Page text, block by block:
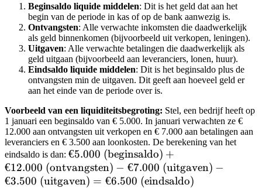
Beginsaldo liquide middelen: Dit is het geld dat aan het
begin van de periode in kas of op de bank aanwezig is.
Ontvangsten: Alle verwachte inkomsten die daadwerkelijk
als geld binnenkomen (bijvoorbeeld uit verkopen, leningen).
Uitgaven: Alle verwachte betalingen die daadwerkelijk als
geld uitgaan (bijvoorbeeld aan leveranciers, lonen, huur).
Eindsaldo liquide middelen: Dit is het beginsaldo plus de
ontvangsten min de uitgaven. Dit geeft aan hoeveel geld er
aan het einde van de periode over is.
Voorbeeld van een liquiditeitsbegroting: Stel, een bedrijf heeft op
1 januari een beginsaldo van € 5.000. In januari verwachten ze €
12.000 aan ontvangsten uit verkopen en € 7.000 aan betalingen aan
leveranciers en € 3.500 aan loonkosten. De berekening van het
eindsaldo is dan: € 5.000 \text{
(beginsaldo)}
+ € 12.000
€5.000 (beginsaldo) +
€12.000 (ontvangsten) − €7.000 (uitgaven) −
€3.500 (uitgaven) = €6.500 (eindsaldo)